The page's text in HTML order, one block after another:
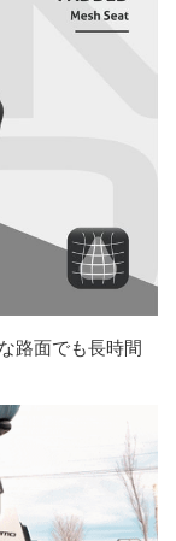
路面でも長時間